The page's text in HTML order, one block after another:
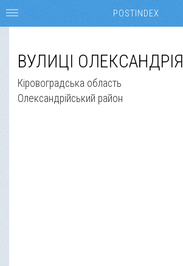
ВУЛИЦІ ОЛЕКСАНДРІЯ
Кіровоградська область
Олександрійський район
POSTINDEX